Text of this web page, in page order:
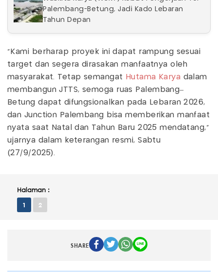
Palembang-Betung, Jadi Kado Lebaran
Tahun Depan
"Kami berharap proyek ini dapat rampung sesuai
target dan segera dirasakan manfaatnya oleh
masyarakat. Tetap semangat
Hutama Karya dalam
membangun JTTS, semoga ruas Palembang–
Betung dapat difungsionalkan pada Lebaran 2026,
dan Junction Palembang bisa memberikan manfaat
nyata saat Natal dan Tahun Baru 2025 mendatang,"
ujarnya dalam keterangan resmi, Sabtu
(27/9/2025).
Halaman :
1 2
SHARE